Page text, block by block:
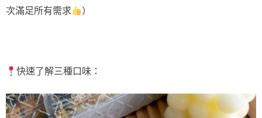
次滿足所有需求
）
快速了解三種口味：